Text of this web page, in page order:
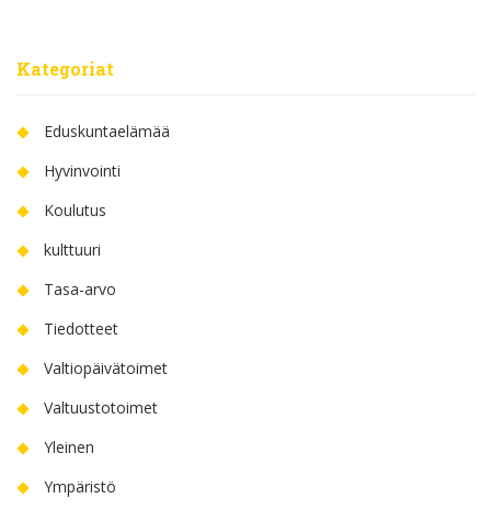
Kategoriat
Eduskuntaelämää
Hyvinvointi
Koulutus
kulttuuri
Tasa-arvo
Tiedotteet
Valtiopäivätoimet
Valtuustotoimet
Yleinen
Ympäristö